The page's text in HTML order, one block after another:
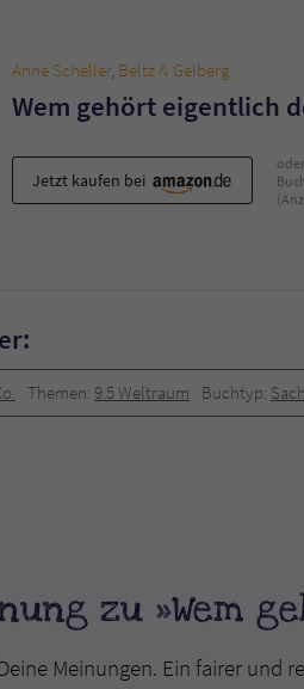
Anne Scheller, Beltz & Gelberg
Wem gehört eigentlich
Jetzt kaufen bei
Themen: 9.5 Weltraum Buchtyp:
zu »Wem
Meinungen. Ein fairer